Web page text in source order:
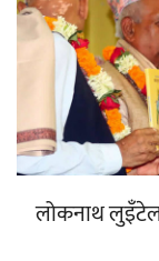
लोकनाथ लुइँटेल